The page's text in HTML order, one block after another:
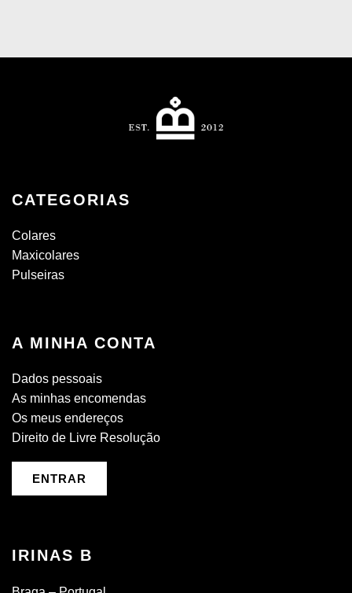
CATEGORIAS
Colares
Maxicolares
Pulseiras
A MINHA CONTA
Dados pessoais
As minhas encomendas
Os meus endereços
Direito de Livre Resolução
ENTRAR
IRINAS B